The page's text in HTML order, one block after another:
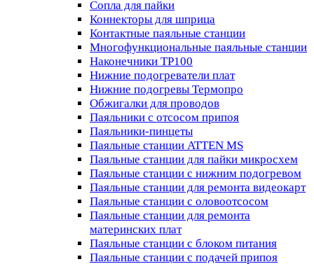
Сопла для пайки
Коннекторы для шприца
Контактные паяльные станции
Многофункциональные паяльные станции
Наконечники TP100
Нижние подогреватели плат
Нижние подогревы Термопро
Обжигалки для проводов
Паяльники с отсосом припоя
Паяльники-пинцеты
Паяльные станции ATTEN MS
Паяльные станции для пайки микросхем
Паяльные станции с нижним подогревом
Паяльные станции для ремонта видеокарт
Паяльные станции с оловоотсосом
Паяльные станции для ремонта
материнских плат
Паяльные станции с блоком питания
Паяльные станции с подачей припоя